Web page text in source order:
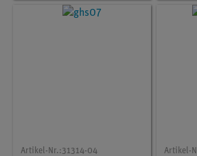
Artikel-Nr.:31314-04 Artikel-